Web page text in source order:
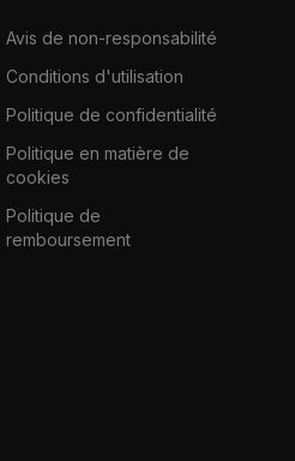
Avis de non-responsabilité
Conditions d'utilisation
Politique de confidentialité
Politique en matière de
cookies
Politique de
remboursement